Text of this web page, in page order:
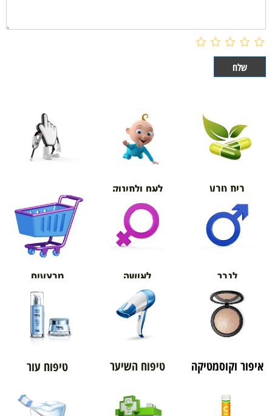
בית טבע לאם ולתינוק
אורטופדיה
לגבר לאישה מבצעים
איפור וקוסמטיקה טיפוח השיער טיפוח עור